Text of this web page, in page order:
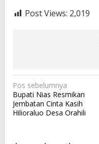
Post Views: 2,019
N
a
v
Pos sebelumnya
Bupati Nias Resmikan
Jembatan Cinta Kasih
Hilioraluo Desa Orahili